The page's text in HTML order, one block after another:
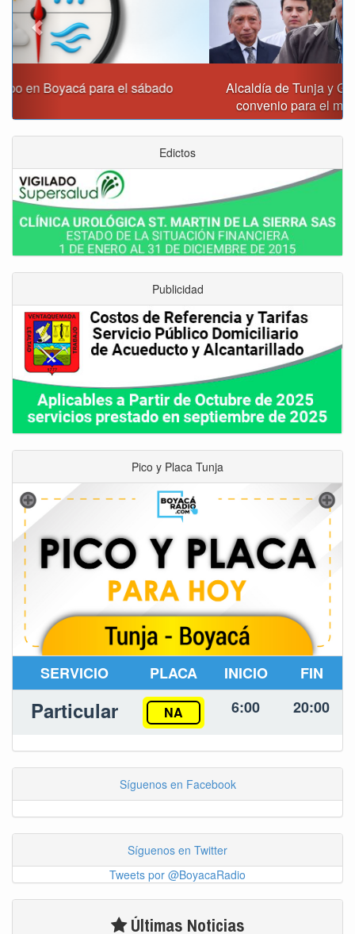
Alcaldía de Tunja y Gobernación de Boyacá firmaron
convenio para el mantenimiento de vía Moniquirá
Edictos
Publicidad
Pico y Placa Tunja
SERVICIO PLACA INICIO FIN
Particular NA 6:00 20:00
Síguenos en Facebook
Síguenos en Twitter
Tweets por @BoyacaRadio
Últimas Noticias